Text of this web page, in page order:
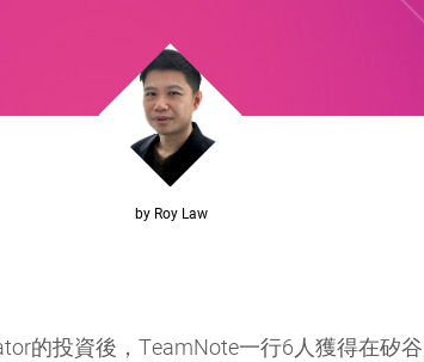
by Roy Law
的投資後，TeamNote一行6人獲得在矽